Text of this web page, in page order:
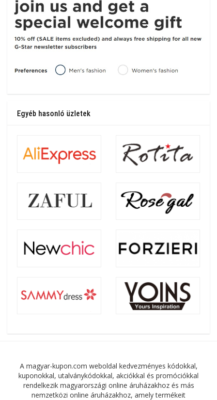
Egyéb hasonló üzletek
A magyar-kupon.com weboldal kedvezményes kódokkal,
kuponokkal, utalványkódokkal, akciókkal és promóciókkal
rendelkezik magyarországi online áruházakhoz és más
nemzetközi online áruházakhoz, amely termékeit